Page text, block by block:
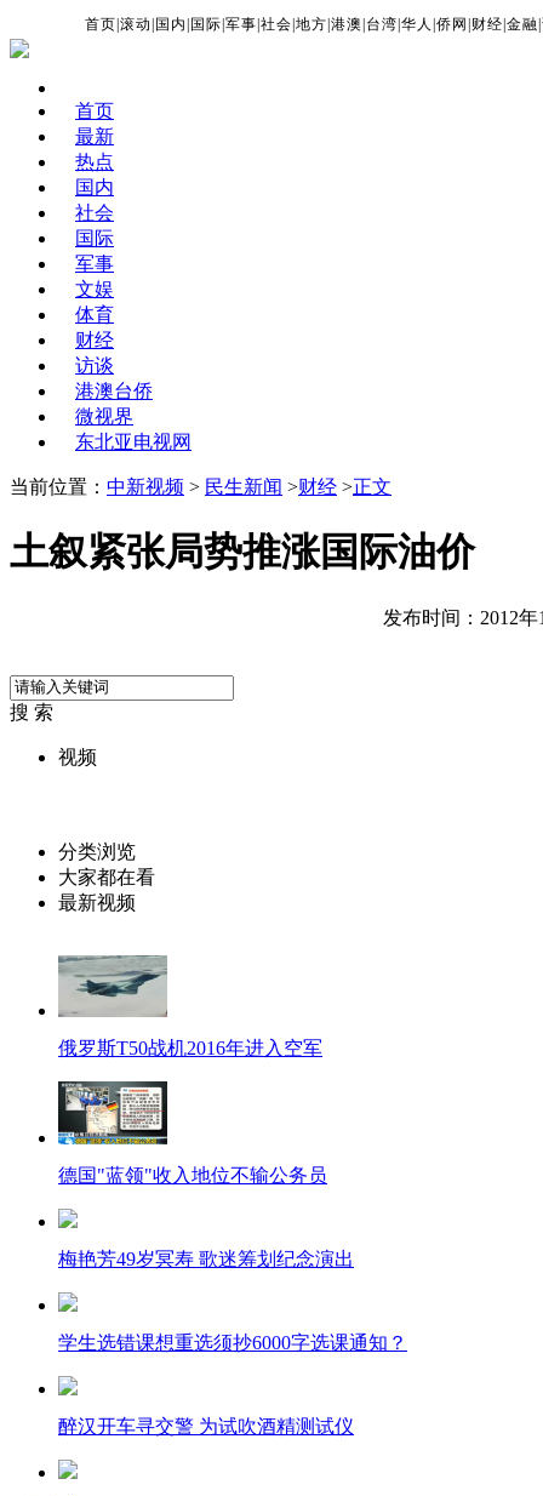
首页 |滚动 国内 国际 |军事 |社会 |地方 |港澳 台湾 |华人 |侨网 财经 |金融 |
首页
最新
热点
国内
社会
国际
军事
文娱
体育
财经
访谈
港澳台侨
微视界
东北亚电视网
当前位置： 中新视频 > 民生新闻 >财经 >正文
土叙紧张局势推涨国际油价
发布时间：2012年
搜 索
视频
分类浏览
大家都在看
最新视频
俄罗斯T50战机2016年进入空军
德国"蓝领"收入地位不输公务员
梅艳芳49岁冥寿 歌迷筹划纪念演出
学生选错课想重选须抄6000字选课通知？
醉汉开车寻交警 为试吹酒精测试仪